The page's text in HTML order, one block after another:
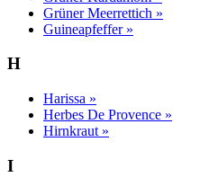
Grüner Meerrettich »
Guineapfeffer »
H
Harissa »
Herbes De Provence »
Hirnkraut »
I